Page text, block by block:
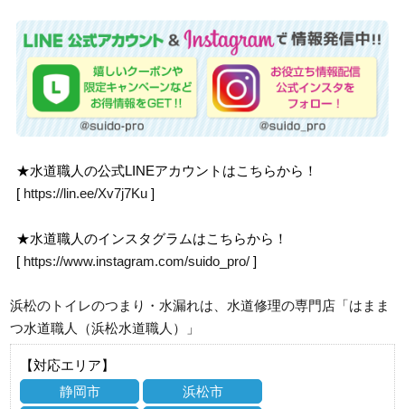
★水道職人の公式LINEアカウントはこちらから！
[ https://lin.ee/Xv7j7Ku ]
★水道職人のインスタグラムはこちらから！
[ https://www.instagram.com/suido_pro/ ]
浜松のトイレのつまり・水漏れは、水道修理の専門店「はまま
つ水道職人（浜松水道職人）」
【対応エリア】
静岡市
浜松市